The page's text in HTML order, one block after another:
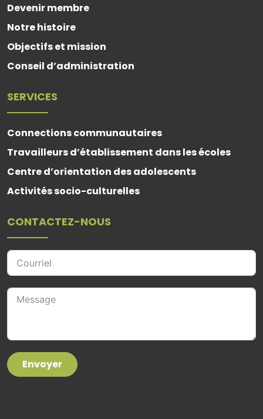
Devenir membre
Notre histoire
Objectifs et mission
Conseil d’administration
SERVICES
Connections communautaires
Travailleurs d’établissement dans les écoles
Centre d’orientation des adolescents
Activités socio-culturelles
CONTACTEZ-NOUS
Envoyer